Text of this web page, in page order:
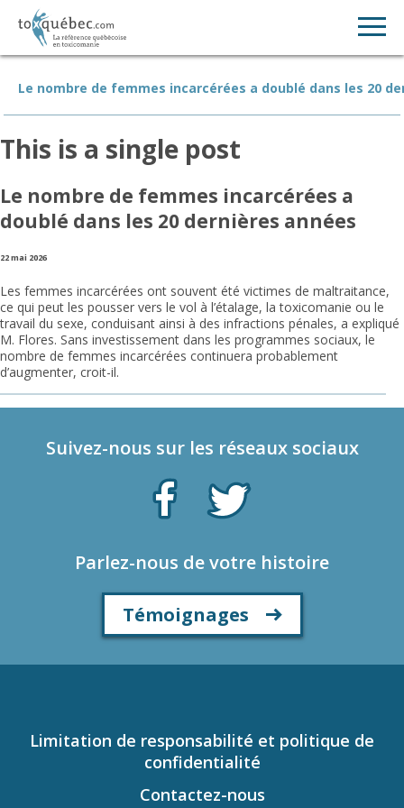
Le nombre de femmes incarcérées a doublé dans les 20
This is a single post
Le nombre de femmes incarcérées a
doublé dans les 20 dernières années
22 mai 2026
Les femmes incarcérées ont souvent été victimes de maltraitance,
ce qui peut les pousser vers le vol à l’étalage, la toxicomanie ou le
travail du sexe, conduisant ainsi à des infractions pénales, a expliqué
M. Flores. Sans investissement dans les programmes sociaux, le
nombre de femmes incarcérées continuera probablement
d’augmenter, croit-il.
Suivez-nous sur les réseaux sociaux
Parlez-nous de votre histoire
Témoignages
Limitation de responsabilité et politique de
confidentialité
Contactez-nous